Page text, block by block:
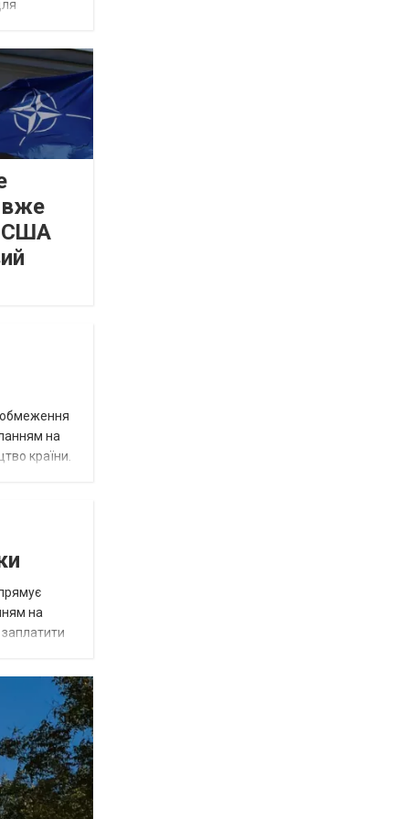
вже
США
обмеження
на
країни.
на